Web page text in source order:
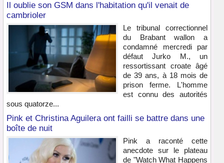
Il oublie son GSM dans l'habitation qu'il venait de
cambrioler
Le tribunal correctionnel
du Brabant wallon a
condamné mercredi par
défaut Jurko M., un
ressortissant croate âgé
de 39 ans, à 18 mois de
prison ferme. L'homme
est connu des autorités
sous quatorze...
Pink et Christina Aguilera ont failli se battre dans une
boîte de nuit
Pink a raconté cette
anecdote sur le plateau
de "Watch What Happens